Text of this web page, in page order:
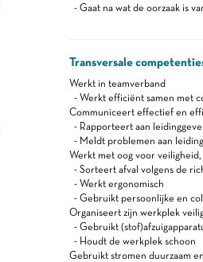
- Gaat na wat de oorzaak is
Transversale
Werkt in teamverband
- Werkt efficiënt samen met
Communiceert effectief en
- Rapporteert aan
- Meldt problemen aan
Werkt met oog voor
- Sorteert afval volgens de
- Werkt ergonomisch
- Gebruikt persoonlijke en
Organiseert zijn werkplek
- Gebruikt
- Houdt de werkplek schoon
Gebruikt stromen duurzaam